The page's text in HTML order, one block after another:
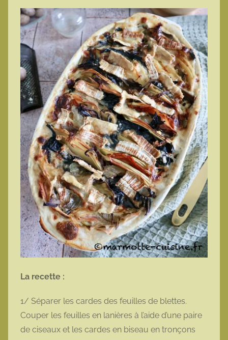
La recette :
1/ Séparer les cardes des feuilles de blettes.
Couper les feuilles en lanières à l’aide d’une paire
de ciseaux et les cardes en biseau en tronçons